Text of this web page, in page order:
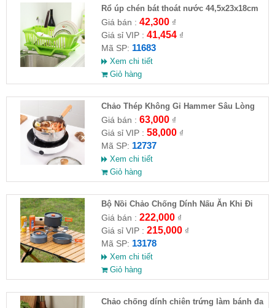
Rổ úp chén bát thoát nước 44,5x23x18cm
Giá bán : 42,300₫
Giá sỉ VIP : 41,454₫
Mã SP: 11683
Xem chi tiết
Giỏ hàng
Chảo Thép Không Gỉ Hammer Sâu Lòng
Giá bán : 63,000₫
Giá sỉ VIP : 58,000₫
Mã SP: 12737
Xem chi tiết
Giỏ hàng
Bộ Nồi Chảo Chống Dính Nấu Ăn Khi Đi
Du Lịch 8 Món
Giá bán : 222,000₫
Giá sỉ VIP : 215,000₫
Mã SP: 13178
Xem chi tiết
Giỏ hàng
Chảo chống dính chiên trứng làm bánh đa